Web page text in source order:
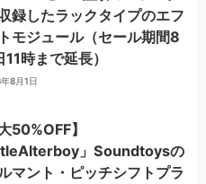
録したラックタイプのエフ
モジュール（セール期間8
11時まで延長）
8月1日
50%OFF】
」Soundtoysの
マント・ピッチシフトプラ